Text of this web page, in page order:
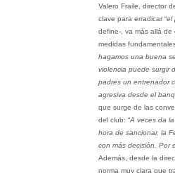
Valero Fraile, director
clave para erradicar “el
define-, va más allá
medidas
hagamos una buena
violencia puede surgir
padres un entrenador
agresiva desde el
que surge de las
del club: “A veces da
hora de sancionar, la
con más decisión. Por
Además, desde la
norma muy clara que